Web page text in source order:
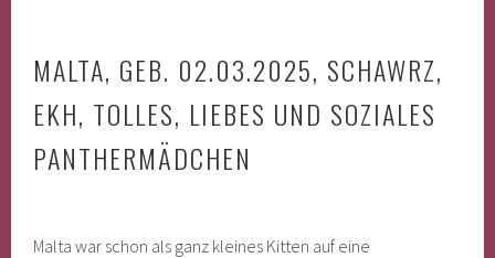
MALTA, GEB. 02.03.2025, SCHAWRZ,
EKH, TOLLES, LIEBES UND SOZIALES
PANTHERMÄDCHEN
Malta war schon als ganz kleines Kitten auf eine